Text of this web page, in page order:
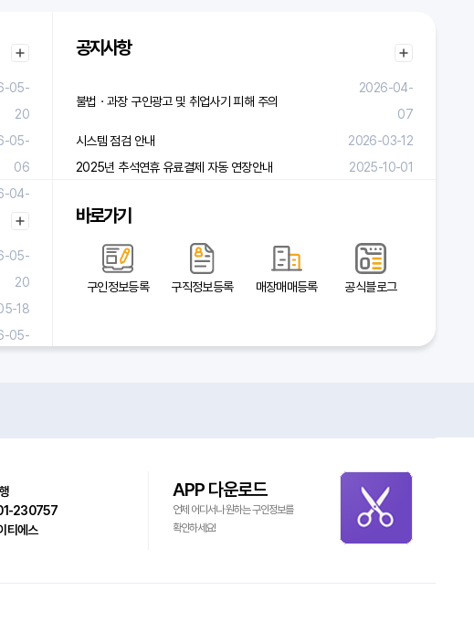
05-
20
05-
06
04-
29
05-
20
18
05-
공지사항
불법ㆍ과장 구인광고 및 취업사기 피해 주의
2026-04-
07
시스템 점검 안내
2026-03-12
2025년 추석연휴 유료결제 자동 연장안내
2025-10-01
바로가기
구인정보등록 구직정보등록 매장매매등록 공식블로그
230757
티에스
APP 다운로드
언제 어디서나 원하는 구인정보를
확인하세요!